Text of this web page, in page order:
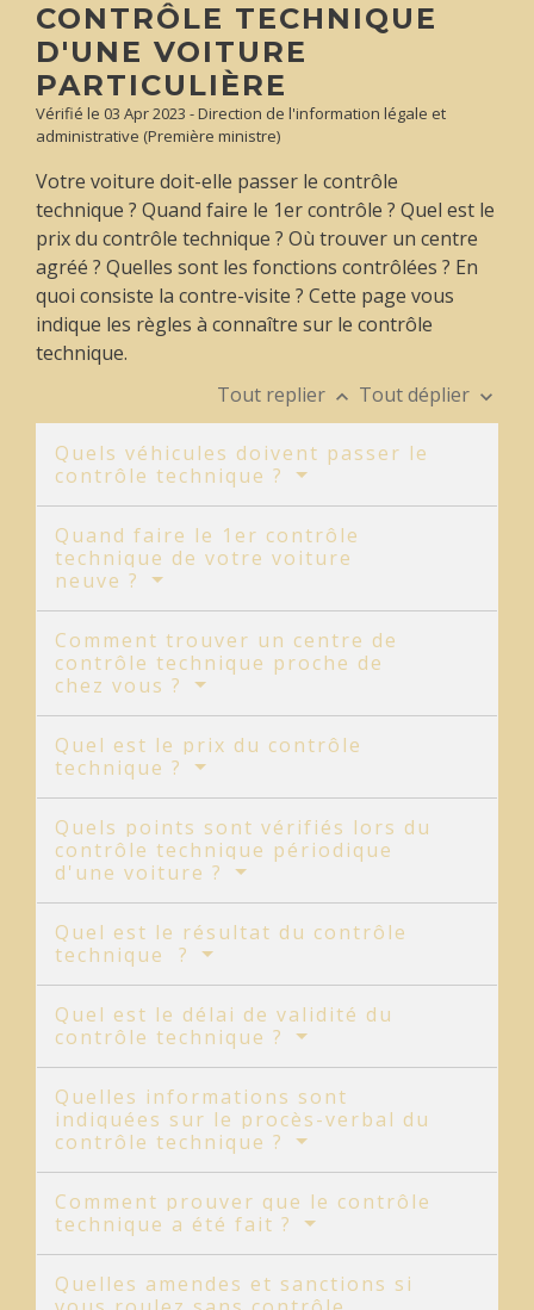
CONTRÔLE TECHNIQUE
D'UNE VOITURE
PARTICULIÈRE
Vérifié le 03 Apr 2023 - Direction de l'information légale et
administrative (Première ministre)
Votre voiture doit-elle passer le contrôle
technique ? Quand faire le 1ercontrôle ? Quel est le
prix du contrôle technique ? Où trouver un centre
agréé ? Quelles sont les fonctions contrôlées ? En
quoi consiste la contre-visite ? Cette page vous
indique les règles à connaître sur le contrôle
technique.
Tout replier keyboard_arrow_up Tout déplier keyboard_arrow_down
Quels véhicules doivent passer le
contrôle technique ?
Quand faire le 1er contrôle
technique de votre voiture
neuve ?
Comment trouver un centre de
contrôle technique proche de
chez vous ?
Quel est le prix du contrôle
technique ?
Quels points sont vérifiés lors du
contrôle technique périodique
d'une voiture ?
Quel est le résultat du contrôle
technique ?
Quel est le délai de validité du
contrôle technique ?
Quelles informations sont
indiquées sur le procès-verbal du
contrôle technique ?
Comment prouver que le contrôle
technique a été fait ?
Quelles amendes et sanctions si